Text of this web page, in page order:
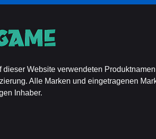
dieser Website verwendeten
Alle Marken und eingetragenen
Inhaber.